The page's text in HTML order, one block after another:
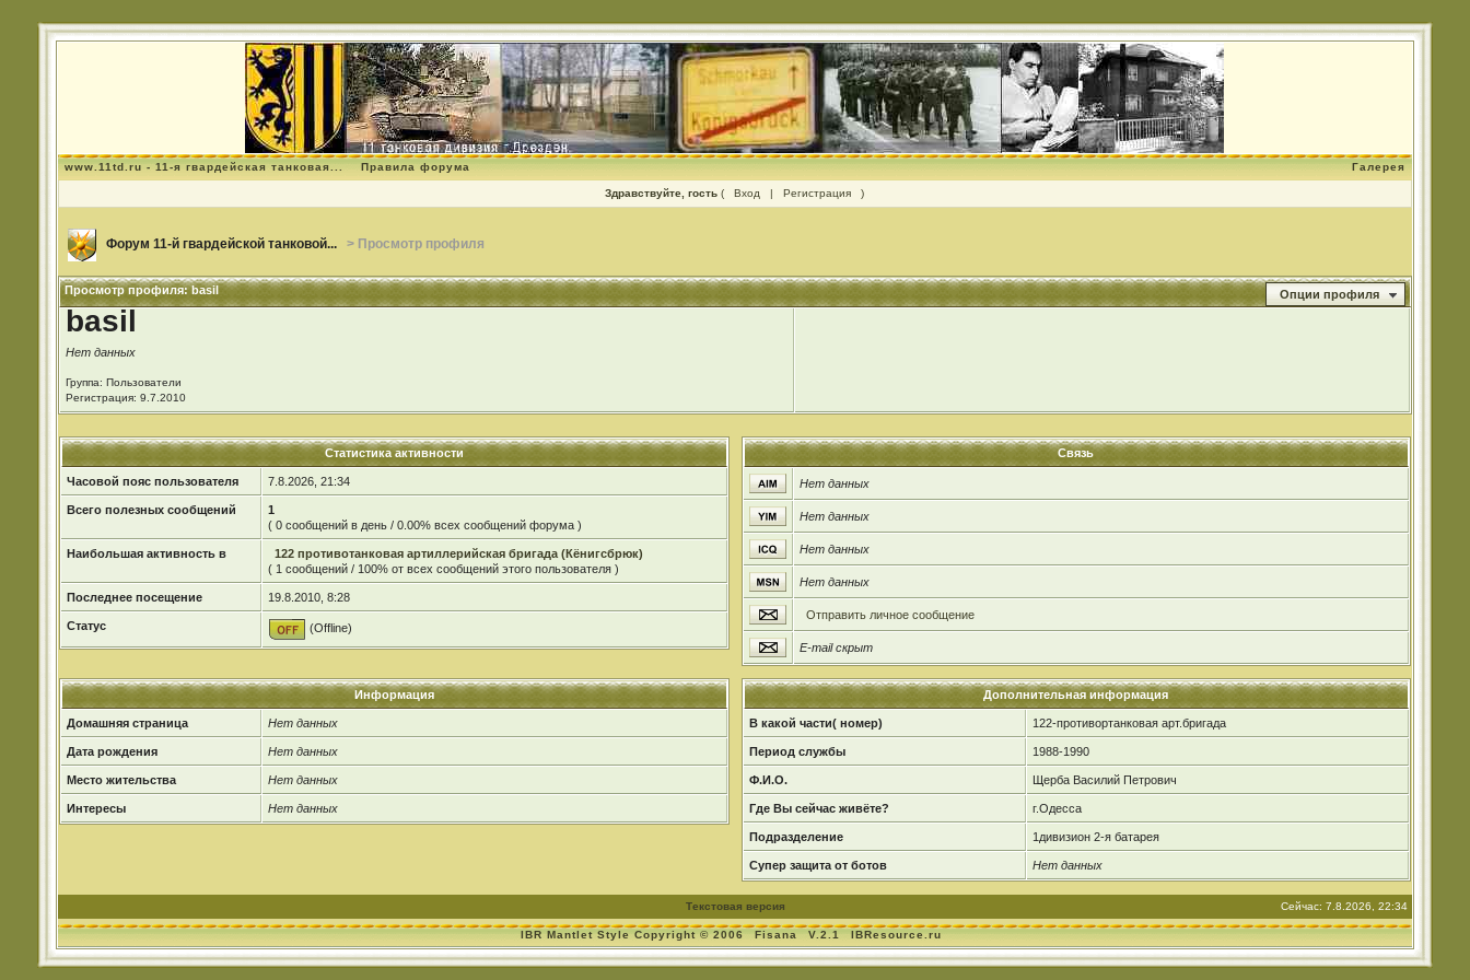
www.11td.ru - 11-я гвардейская танковая... Правила форума Галерея
Здравствуйте, гость ( Вход | Регистрация )
Форум 11-й гвардейской танковой... > Просмотр профиля
Опции профиля
Просмотр профиля: basil
basil
Нет данных
Группа: Пользователи
Регистрация: 9.7.2010
Статистика активности
Часовой пояс пользователя 7.8.2026, 21:34
Всего полезных сообщений
1
( 0 сообщений в день / 0.00% всех сообщений форума )
Наибольшая активность в
122 противотанковая артиллерийская бригада (Кёнигсбрюк)
( 1 сообщений / 100% от всех сообщений этого пользователя )
Последнее посещение 19.8.2010, 8:28
Статус (Offline)
Связь
Нет данных
Нет данных
Нет данных
Нет данных
Отправить личное сообщение
E-mail скрыт
Информация
Домашняя страница Нет данных
Дата рождения Нет данных
Место жительства Нет данных
Интересы Нет данных
Дополнительная информация
В какой части( номер) 122-противортанковая арт.бригада
Период службы 1988-1990
Ф.И.О. Щерба Василий Петрович
Где Вы сейчас живёте? г.Одесса
Подразделение 1дивизион 2-я батарея
Супер защита от ботов Нет данных
Текстовая версия Сейчас: 7.8.2026, 22:34
IBR Mantlet Style Copyright © 2006 Fisana V.2.1 IBResource.ru